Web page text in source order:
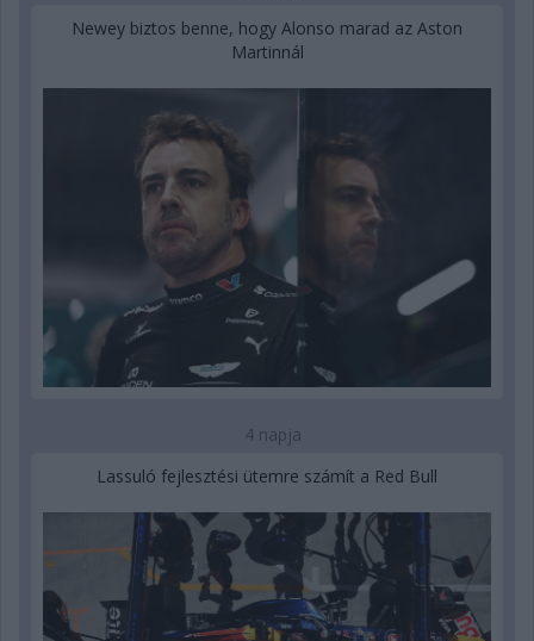
Newey biztos benne, hogy Alonso marad az Aston
Martinnál
4 napja
Lassuló fejlesztési ütemre számít a Red Bull